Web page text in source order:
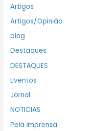
Artigos
Artigos/Opinião
blog
Destaques
DESTAQUES
Eventos
Jornal
NOTICIAS
Pela Imprensa